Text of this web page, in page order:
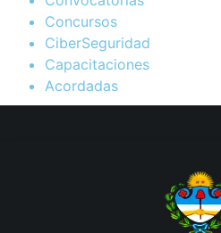
Concursos
CiberSeguridad
Capacitaciones
Acordadas